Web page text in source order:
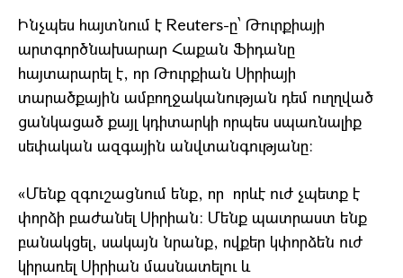
Ինչպես հայտնում է Reuters-ը՝ Թուրքիայի
արտգործնախարար Հաքան Ֆիդանը
հայտարարել է, որ Թուրքիան Սիրիայի
տարածքային ամբողջականության դեմ ուղղված
ցանկացած քայլ կդիտարկի որպես սպառնալիք
սեփական ազգային անվտանգությանը։
«Մենք զգուշացնում ենք, որ որևէ ուժ չպետք է
փորձի բաժանել Սիրիան։ Մենք պատրաստ ենք
բանակցել, սակայն նրանք, ովքեր կփորձեն ուժ
կիրառել Սիրիան մասնատելու և